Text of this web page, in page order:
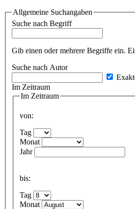
Allgemeine Suchangaben
Suche nach Begriff
Gib einen oder mehrere Begriffe ein.
Suche nach Autor
Im Zeitraum
Im Zeitraum
von:
Tag
Monat
Jahr
bis:
Tag
Monat